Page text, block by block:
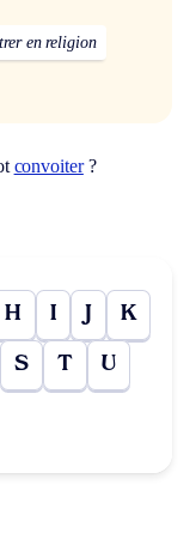
en religion
convoiter?
H I J K
S T U